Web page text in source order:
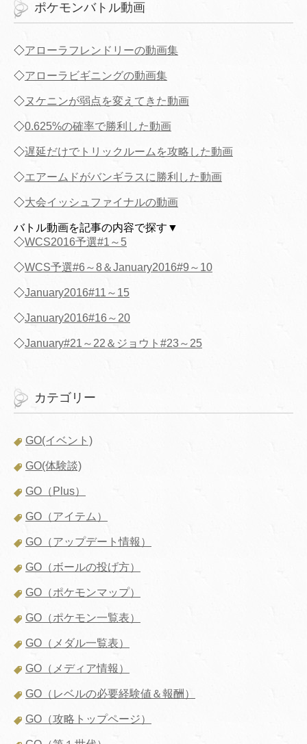
ポケモンバトル動画
◇アローラフレンドリーの動画集
◇アローラビギニングの動画集
◇ヌケニンが弱点を変えてきた動画
◇0.625%の確率で勝利した動画
◇遅延だけでトリックルームを攻略した動画
◇エアームドがバンギラスに勝利した動画
◇大会イッシュファイナルの動画
バトル動画を記事の内容で探す▼
◇WCS2016予選#1～5
◇WCS予選#6～8＆January2016#9～10
◇January2016#11～15
◇January2016#16～20
◇January#21～22＆ジョウト#23～25
カテゴリー
GO(イベント)
GO(体験談)
GO（Plus）
GO（アイテム）
GO（アップデート情報）
GO（ボールの投げ方）
GO（ポケモンマップ）
GO（ポケモン一覧表）
GO（メダル一覧表）
GO（メディア情報）
GO（レベルの必要経験値＆報酬）
GO（攻略トップページ）